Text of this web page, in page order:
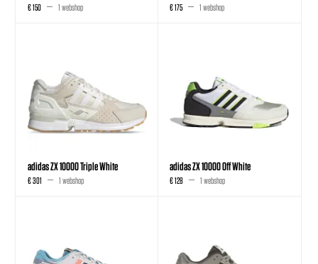
€ 150 1 webshop € 175 1 webshop
adidas ZX 10000 Triple White
€ 301 1 webshop
adidas ZX 10000 Off White
€ 128 1 webshop